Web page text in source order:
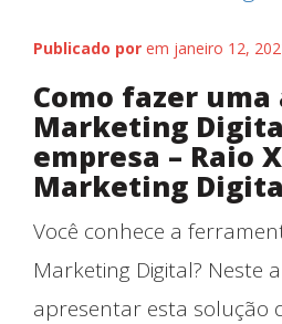
Publicado por em janeiro 12,
Como fazer
Marketing
empresa – Raio
Marketing
Você conhece a
Marketing Digital? Neste
apresentar esta solução